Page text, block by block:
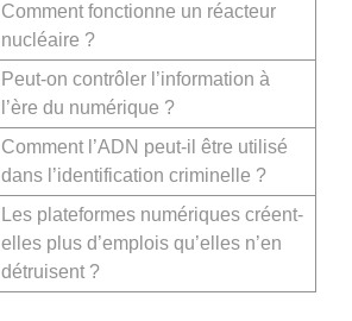
Comment fonctionne un réacteur
nucléaire ?
Peut-on contrôler l’information à
l’ère du numérique ?
Comment l’ADN peut-il être utilisé
dans l’identification criminelle ?
Les plateformes numériques créent-
elles plus d’emplois qu’elles n’en
détruisent ?